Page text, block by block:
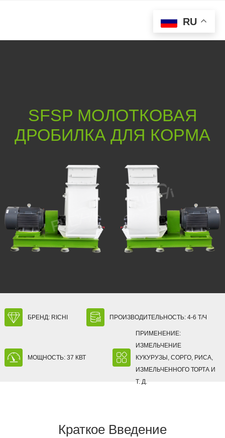
SFSP МОЛОТКОВАЯ
ДРОБИЛКА ДЛЯ КОРМА
БРЕНД: RICHI ПРОИЗВОДИТЕЛЬНОСТЬ: 4-6 Т/Ч
МОЩНОСТЬ: 37 КВТ
ПРИМЕНЕНИЕ:
ИЗМЕЛЬЧЕНИЕ
КУКУРУЗЫ, СОРГО, РИСА,
ИЗМЕЛЬЧЕННОГО ТОРТА И
Т. Д.
Краткое Введение
RU